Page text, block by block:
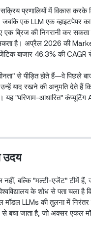
प्रणालियों में विकास करके
एक LLM एक व्हाइटपेपर का
ब्रिज की निगरानी कर
है। अप्रैल 2026 की
बाजार 46.3% की CAGR
से पीड़ित होते हैं—वे पिछले
उन्हें याद रखने की अनुमति देते हैं
"परिणाम-आधारित"
उदय
बल्कि "मल्टी-एजेंट" टीमें हैं,
के शोध से पता चला है
LLMs की तुलना में निरंतर
से बचा जाता है, जो अक्सर